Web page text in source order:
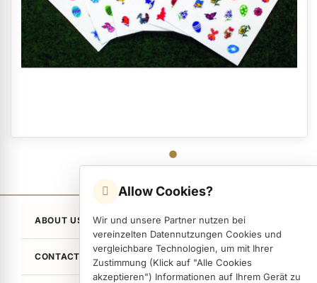
Allow Cookies?
Wir und unsere Partner nutzen bei
vereinzelten Datennutzungen Cookies und
vergleichbare Technologien, um mit Ihrer
Zustimmung (Klick auf "Alle Cookies
akzeptieren") Informationen auf Ihrem Gerät zu
ABOUT US
CONTACT